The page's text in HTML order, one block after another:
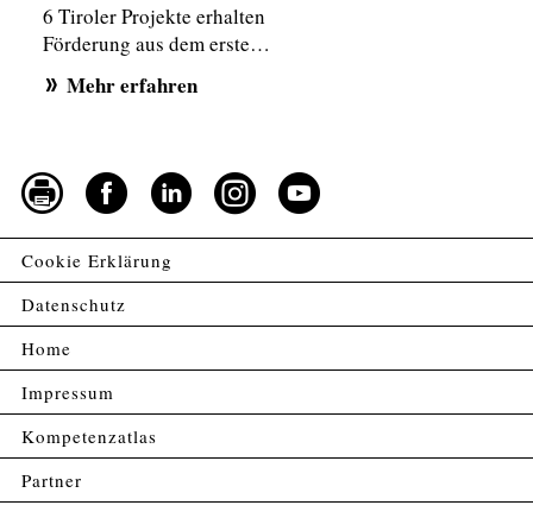
6 Tiroler Projekte erhalten
Förderung aus dem erste…
Mehr erfahren
Cookie Erklärung
Datenschutz
Home
Impressum
Kompetenzatlas
Partner